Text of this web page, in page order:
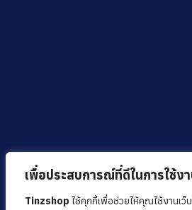
เพื่อประสบการณ์ที่ดีในการใช้ง
Tinzshop ใช้คุกกี้เพื่อช่วยให้คุณใช้งานเว็